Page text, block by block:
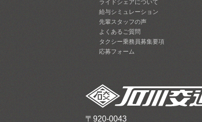
ライドシェアについて
給与シミュレーション
先輩スタッフの声
よくあるご質問
タクシー乗務員募集要項
応募フォーム
〒920-0043